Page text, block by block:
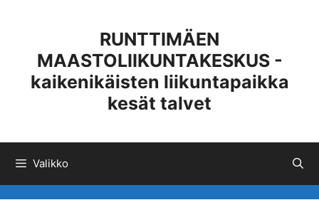
RUNTTIMÄEN
MAASTOLIIKUNTAKESKUS -
kaikenikäisten liikuntapaikka
kesät talvet
Valikko